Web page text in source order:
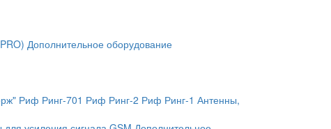
Дополнительное оборудование
Риф Ринг-701 Риф Ринг-2 Риф Ринг-1 Антенны,